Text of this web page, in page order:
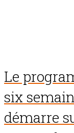
Le
six
démarre